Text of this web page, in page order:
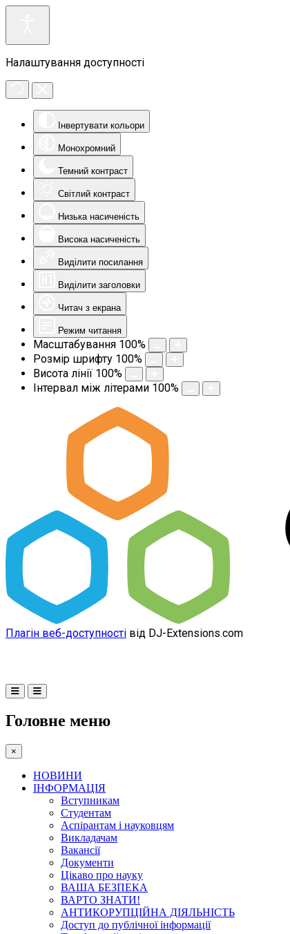
Налаштування доступності
Інвертувати кольори
Монохромний
Темний контраст
Світлий контраст
Низька насиченість
Висока насиченість
Виділити посилання
Виділити заголовки
Читач з екрана
Режим читання
Масштабування 100%
Розмір шрифту 100%
Висота лінії 100%
Інтервал між літерами 100%
Плагін веб-доступності від DJ-Extensions.com
Головне меню
×
НОВИНИ
ІНФОРМАЦІЯ
Вступникам
Студентам
Аспірантам і науковцям
Викладачам
Вакансії
Документи
Цікаво про науку
ВАША БЕЗПЕКА
ВАРТО ЗНАТИ!
АНТИКОРУПЦІЙНА ДІЯЛЬНІСТЬ
Доступ до публічної інформації